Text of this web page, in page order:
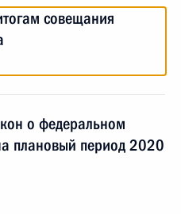
совещания
о федеральном
плановый период 2020